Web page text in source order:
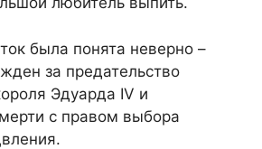
была понята неверно –
за предательство
Эдуарда IV и
с правом выбора